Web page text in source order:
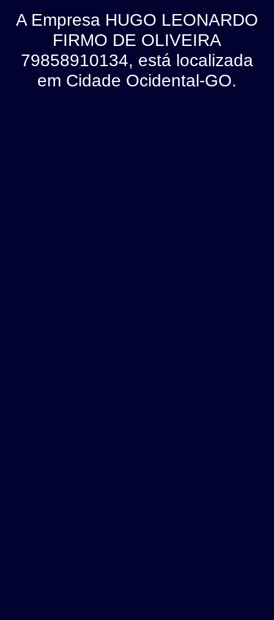
A Empresa HUGO LEONARDO
FIRMO DE OLIVEIRA
79858910134, está localizada
em Cidade Ocidental-GO.